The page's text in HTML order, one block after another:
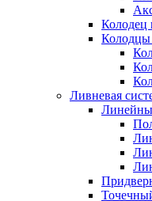
Колодец
Ливневая